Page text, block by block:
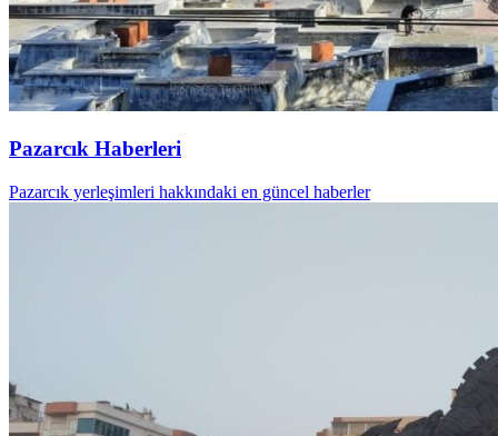
Pazarcık Haberleri
Pazarcık yerleşimleri hakkındaki en güncel haberler